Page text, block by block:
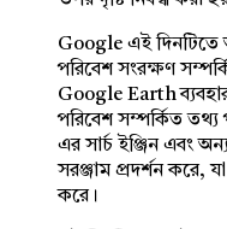
Google এই দিনটিতে
পরিবেশ সংরক্ষণ
Google Earth
পরিবেশ সম্পর্কিত
এর সার্চ ইঞ্জিন এবং
সরঞ্জাম প্রদর্শন করে,
করে।